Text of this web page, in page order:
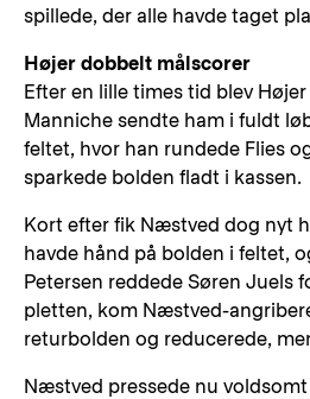
spillede, der alle havde taget
Højer dobbelt målscorer
Efter en lille times tid blev
Manniche sendte ham i fuldt
feltet, hvor han rundede Flies
sparkede bolden fladt i kassen.
Kort efter fik Næstved dog nyt
havde hånd på bolden i feltet,
Petersen reddede Søren Juels
pletten, kom Næstved-
returbolden og reducerede,
Næstved pressede nu